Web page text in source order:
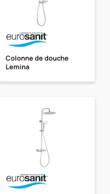
Colonne de douche
Lemina